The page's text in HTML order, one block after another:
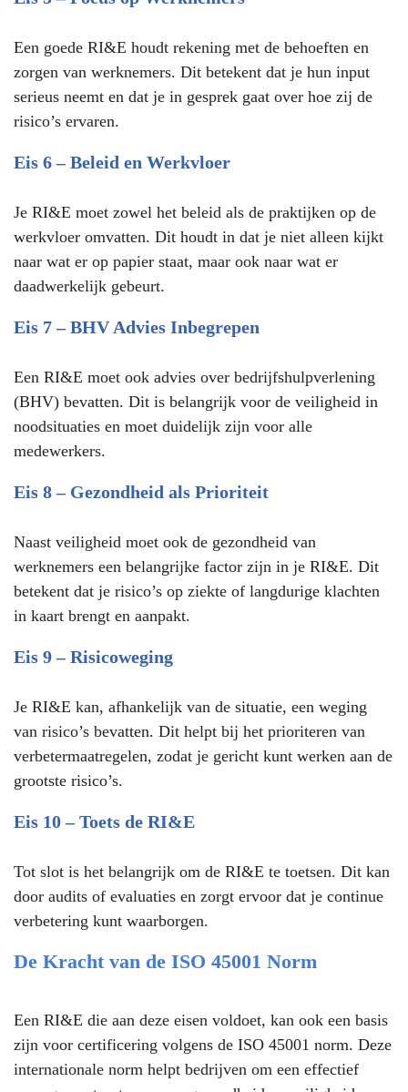
Een goede RI&E houdt rekening met de behoeften en
zorgen van werknemers. Dit betekent dat je hun input
serieus neemt en dat je in gesprek gaat over hoe zij de
risico’s ervaren.
Eis 6 – Beleid en Werkvloer
Je RI&E moet zowel het beleid als de praktijken op de
werkvloer omvatten. Dit houdt in dat je niet alleen kijkt
naar wat er op papier staat, maar ook naar wat er
daadwerkelijk gebeurt.
Eis 7 – BHV Advies Inbegrepen
Een RI&E moet ook advies over bedrijfshulpverlening
(BHV) bevatten. Dit is belangrijk voor de veiligheid in
noodsituaties en moet duidelijk zijn voor alle
medewerkers.
Eis 8 – Gezondheid als Prioriteit
Naast veiligheid moet ook de gezondheid van
werknemers een belangrijke factor zijn in je RI&E. Dit
betekent dat je risico’s op ziekte of langdurige klachten
in kaart brengt en aanpakt.
Eis 9 – Risicoweging
Je RI&E kan, afhankelijk van de situatie, een weging
van risico’s bevatten. Dit helpt bij het prioriteren van
verbetermaatregelen, zodat je gericht kunt werken aan de
grootste risico’s.
Eis 10 – Toets de RI&E
Tot slot is het belangrijk om de RI&E te toetsen. Dit kan
door audits of evaluaties en zorgt ervoor dat je continue
verbetering kunt waarborgen.
De Kracht van de ISO 45001 Norm
Een RI&E die aan deze eisen voldoet, kan ook een basis
zijn voor certificering volgens de ISO 45001 norm. Deze
internationale norm helpt bedrijven om een effectief